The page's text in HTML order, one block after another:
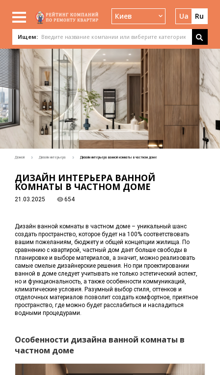
Киев Ua Ru
Ищем:
Домой Дизайн интерьера Дизайн интерьера ванной комнаты в частном доме
ДИЗАЙН ИНТЕРЬЕРА ВАННОЙ
КОМНАТЫ В ЧАСТНОМ ДОМЕ
21.03.2025 654
Дизайн ванной комнаты в частном доме – уникальный шанс
создать пространство, которое будет на 100% соответствовать
вашим пожеланиям, бюджету и общей концепции жилища. По
сравнению с квартирой, частный дом дает больше свободы в
планировке и выборе материалов, а значит, можно реализовать
самые смелые дизайнерские решения. Но при проектировании
ванной в доме следует учитывать не только эстетический аспект,
но и функциональность, а также особенности коммуникаций,
климатические условия. Разумный выбор стиля, оттенков и
отделочных материалов позволит создать комфортное, приятное
пространство, где можно будет расслабиться и насладиться
водными процедурами.
Особенности дизайна ванной комнаты в
частном доме